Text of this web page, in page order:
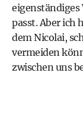
eigenständiges
passt. Aber ich
dem Nicolai,
vermeiden
zwischen uns